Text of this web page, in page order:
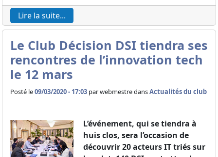
Lire la suite...
Le Club Décision DSI tiendra ses
rencontres de l’innovation tech
le 12 mars
Posté le09/03/2020 - 17:03 parwebmestre dansActualités du club
L’événement, qui se tiendra à
huis clos, sera l’occasion de
découvrir 20 acteurs IT triés sur